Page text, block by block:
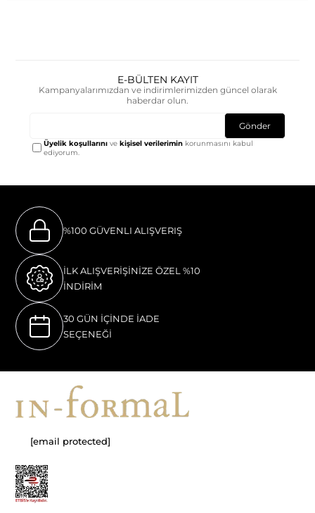
E-BÜLTEN KAYIT
Kampanyalarımızdan ve indirimlerimizden güncel olarak
haberdar olun.
Gönder
Üyelik koşullarını vekişisel verilerimin korunmasını kabul
ediyorum.
%100 GÜVENLI ALIŞVERIŞ
İLK ALIŞVERİŞİNİZE ÖZEL %10
İNDİRİM
30 GÜN İÇİNDE İADE
SEÇENEĞİ
[email protected]